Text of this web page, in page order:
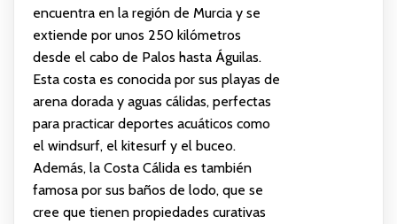
encuentra en la región de Murcia y se
extiende por unos 250 kilómetros
desde el cabo de Palos hasta Águilas.
Esta costa es conocida por sus playas de
arena dorada y aguas cálidas, perfectas
para practicar deportes acuáticos como
el windsurf, el kitesurf y el buceo.
Además, la Costa Cálida es también
famosa por sus baños de lodo, que se
cree que tienen propiedades curativas